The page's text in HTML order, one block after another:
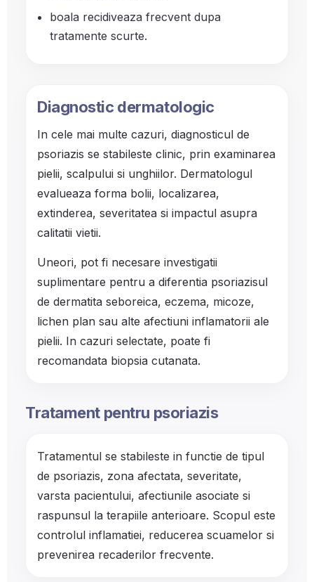
boala recidiveaza frecvent dupa
tratamente scurte.
Diagnostic dermatologic
In cele mai multe cazuri, diagnosticul de
psoriazis se stabileste clinic, prin examinarea
pielii, scalpului si unghiilor. Dermatologul
evalueaza forma bolii, localizarea,
extinderea, severitatea si impactul asupra
calitatii vietii.
Uneori, pot fi necesare investigatii
suplimentare pentru a diferentia psoriazisul
de dermatita seboreica, eczema, micoze,
lichen plan sau alte afectiuni inflamatorii ale
pielii. In cazuri selectate, poate fi
recomandata biopsia cutanata.
Tratament pentru psoriazis
Tratamentul se stabileste in functie de tipul
de psoriazis, zona afectata, severitate,
varsta pacientului, afectiunile asociate si
raspunsul la terapiile anterioare. Scopul este
controlul inflamatiei, reducerea scuamelor si
prevenirea recaderilor frecvente.